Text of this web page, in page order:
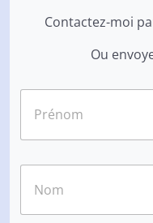
Contactez-moi
Ou